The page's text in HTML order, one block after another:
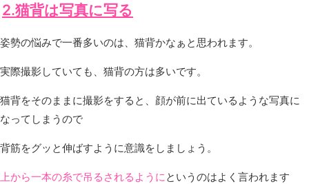
2.猫背は写真に写る
姿勢の悩みで一番多いのは、猫背かなぁと思われます。
実際撮影していても、猫背の方は多いです。
猫背をそのままに撮影をすると、顔が前に出ているような写真に
なってしまうので
背筋をグッと伸ばすように意識をしましょう。
上から一本の糸で吊るされるように というのはよく言われます